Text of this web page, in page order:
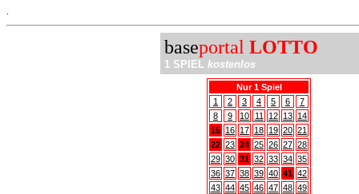
baseportal LOTTO
1 SPIEL kostenlos
Nur 1 Spiel
1
2 3 4 5 6
7
8
9 10 11 12 13 14
15 16 17 18 19 20 21
22 23 24 25 26 27 28
29 30 31 32 33 34 35
36 37 38 39 40 41 42
43 44 45 46 47 48 49